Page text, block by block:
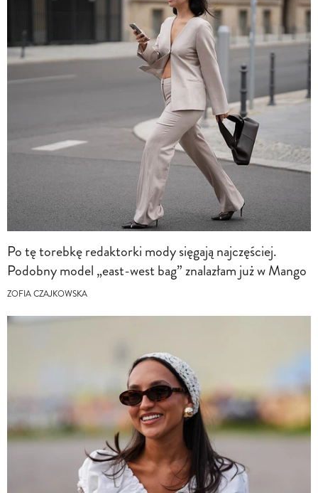
Po tę torebkę redaktorki mody sięgają najczęściej.
Podobny model „east-west bag” znalazłam już w Mango
ZOFIA CZAJKOWSKA